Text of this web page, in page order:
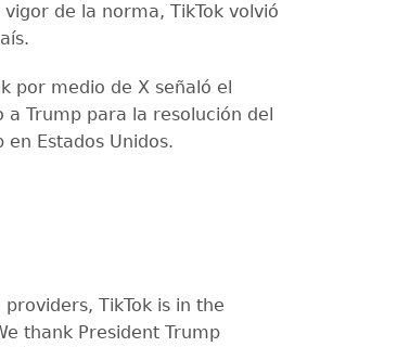
de la norma, TikTok volvió
por medio de X señaló el
Trump para la resolución del
Estados Unidos.
TikTok is in the
thank President Trump